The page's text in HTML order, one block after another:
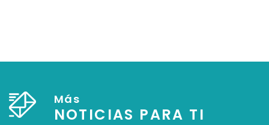
Más
NOTICIAS PARA TI